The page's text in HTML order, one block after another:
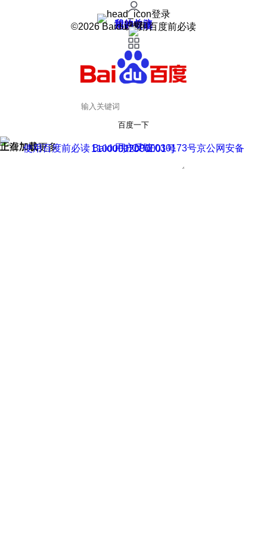
登录
我的关注
我的收藏
皮肤中心
用户反馈
设置
©2026 Baidu 使用百度前必读
百度一下
正在加载
上滑加载更多 用户反馈
使用百度前必读 Baidu 京ICP证030173号
京公网安备11000002000001号